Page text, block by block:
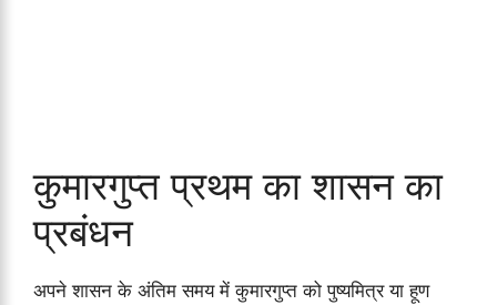
कुमारगुप्त प्रथम का शासन का
प्रबंधन
अपने शासन के अंतिम समय में कुमारगुप्त को पुष्यमित्र या हूण